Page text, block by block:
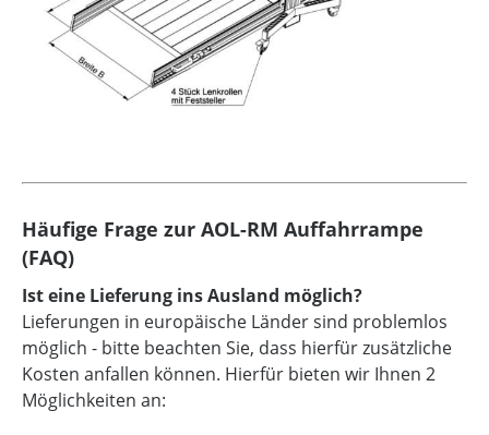
Häufige Frage zur AOL-RM Auffahrrampe
(FAQ)
Ist eine Lieferung ins Ausland möglich?
Lieferungen in europäische Länder sind problemlos
möglich - bitte beachten Sie, dass hierfür zusätzliche
Kosten anfallen können. Hierfür bieten wir Ihnen 2
Möglichkeiten an: